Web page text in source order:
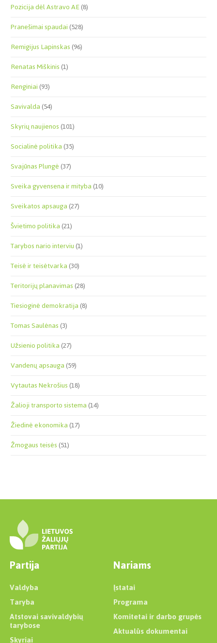
Pozicija dėl Astravo AE(8)
Pranešimai spaudai(528)
Remigijus Lapinskas(96)
Renatas Miškinis(1)
Renginiai(93)
Savivalda(54)
Skyrių naujienos(101)
Socialinė politika(35)
Svajūnas Plungė(37)
Sveika gyvensena ir mityba(10)
Sveikatos apsauga(27)
Švietimo politika(21)
Tarybos nario interviu(1)
Teisė ir teisėtvarka(30)
Teritorijų planavimas(28)
Tiesioginė demokratija(8)
Tomas Saulėnas(3)
Užsienio politika(27)
Vandenų apsauga(59)
Vytautas Nekrošius(18)
Žalioji transporto sistema(14)
Žiedinė ekonomika(17)
Žmogaus teisės(51)
Partija
Valdyba
Taryba
Atstovai savivaldybių
tarybose
Nariams
Įstatai
Programa
Komitetai ir darbo grupės
Aktualūs dokumentai